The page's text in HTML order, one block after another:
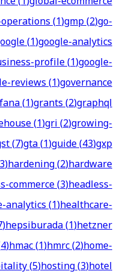
(1)gmp(2)go-
(1)google-analytics
profile(1)google-
reviews(1)governance
(1)grants(2)graphql
(1)gri(2)growing-
(7)gta(1)guide(43)gxp
3)hardening(2)hardware
commerce(3)headless-
analytics(1)healthcare-
)hepsiburada(1)hetzner
4)hmac(1)hmrc(2)home-
(5)hosting(3)hotel